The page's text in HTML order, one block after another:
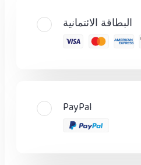
البطاقة الائتمانية
PayPal